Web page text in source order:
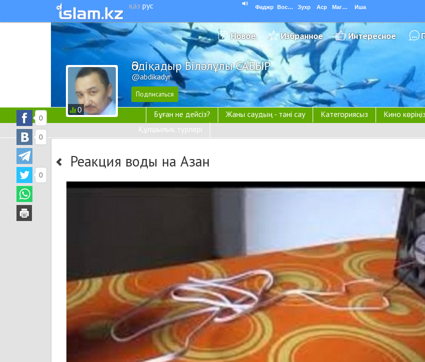
қаз рус Фаджр Восход Зухр Аср Магриб Иша
Новое Избранное Интересное
0
Әбдіқадыр Біләлұлы САБЫР
@abdikadyr
Бұған не дейсіз? Жаны саудың - тәні сау Категориясыз Кино көріңіз
Құлшылық түрлері
Реакция воды на Азан
0
0
0